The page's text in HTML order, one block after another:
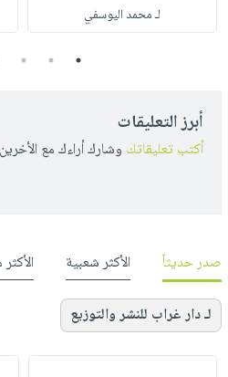
لـ محمد اليوسفي
1
2
3
أبرز التعليقات
أكتب تعليقاتك وشارك أراءك مع الأخرين
صدر حديثاً الأكثر شعبية
لـ دار غراب للنشر والتوزيع